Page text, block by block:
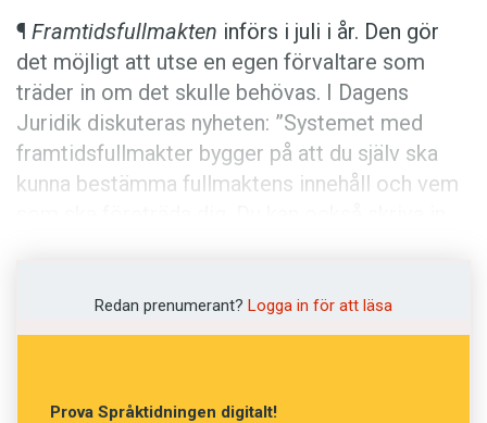
Kviss
Podden
Anmäl till språkpolisen
Föreslå nyord
Annonsera
¶ Framtidsfullmakten införs i juli i år. Den gör
det möjligt att utse en egen förvaltare som
träder in om det skulle behövas. I Dagens
Juridik diskuteras nyheten: ”Systemet med
framtidsfullmakter bygger på att du själv ska
kunna bestämma fullmaktens innehåll och vem
Redan prenumerant? Logga in för att läsa
Prova Språktidningen digitalt!